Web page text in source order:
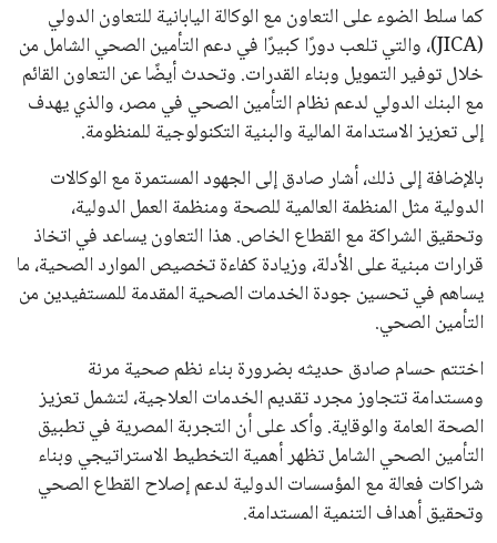
كما سلط الضوء على التعاون مع الوكالة اليابانية للتعاون الدولي
(JICA)، والتي تلعب دورًا كبيرًا في دعم التأمين الصحي الشامل من
خلال توفير التمويل وبناء القدرات. وتحدث أيضًا عن التعاون القائم
مع البنك الدولي لدعم نظام التأمين الصحي في مصر، والذي يهدف
إلى تعزيز الاستدامة المالية والبنية التكنولوجية للمنظومة.
بالإضافة إلى ذلك، أشار صادق إلى الجهود المستمرة مع الوكالات
الدولية مثل المنظمة العالمية للصحة ومنظمة العمل الدولية،
وتحقيق الشراكة مع القطاع الخاص. هذا التعاون يساعد في اتخاذ
قرارات مبنية على الأدلة، وزيادة كفاءة تخصيص الموارد الصحية، ما
يساهم في تحسين جودة الخدمات الصحية المقدمة للمستفيدين من
التأمين الصحي.
اختتم حسام صادق حديثه بضرورة بناء نظم صحية مرنة
ومستدامة تتجاوز مجرد تقديم الخدمات العلاجية، لتشمل تعزيز
الصحة العامة والوقاية. وأكد على أن التجربة المصرية في تطبيق
التأمين الصحي الشامل تظهر أهمية التخطيط الاستراتيجي وبناء
شراكات فعالة مع المؤسسات الدولية لدعم إصلاح القطاع الصحي
وتحقيق أهداف التنمية المستدامة.